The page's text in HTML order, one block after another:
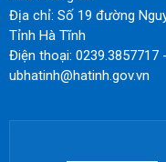
Địa chỉ: Số 19 đường
Tỉnh Hà Tĩnh
Điện thoại: 0239.3857717
ubhatinh@hatinh.gov.vn